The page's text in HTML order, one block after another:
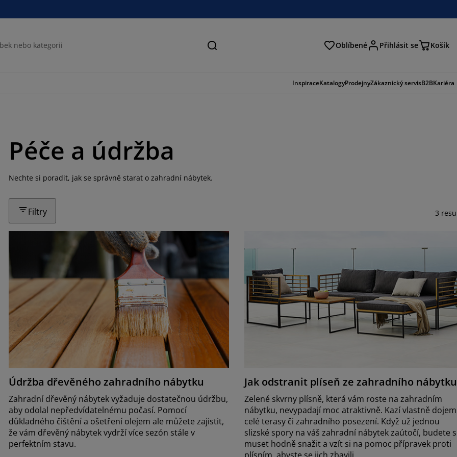
Hledat Oblíbené Přihlásit se Košík
InspiraceKatalogyProdejnyZákaznický servisB2BKariéra
Péče a údržba
Nechte si poradit, jak se správně starat o zahradní nábytek.
Filtry 3
Údržba dřevěného zahradního nábytku
Zahradní dřevěný nábytek vyžaduje dostatečnou údržbu,
aby odolal nepředvídatelnému počasí. Pomocí
důkladného čištění a ošetření olejem ale můžete zajistit,
že vám dřevěný nábytek vydrží více sezón stále v
perfektním stavu.
Jak odstranit plíseň ze zahradního nábytku
Zelené skvrny plísně, která vám roste na zahradním
nábytku, nevypadají moc atraktivně. Kazí vlastně dojem
celé terasy či zahradního posezení. Když už jednou
slizské spory na váš zahradní nábytek zaútočí, budete
muset hodně snažit a vzít si na pomoc přípravek proti